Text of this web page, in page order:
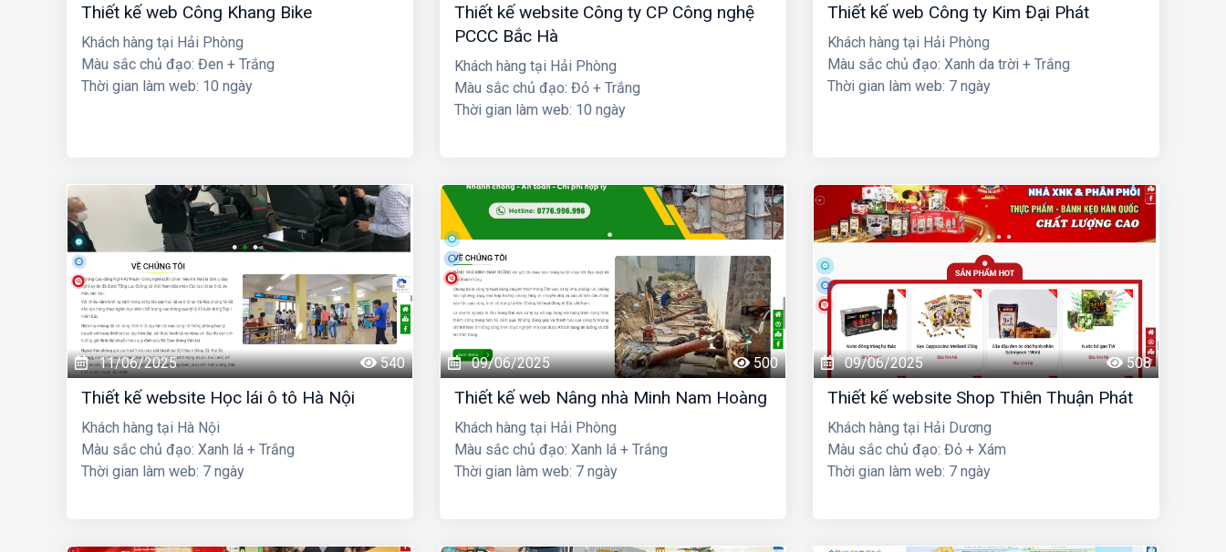
Thiết kế web Công Khang Bike
Khách hàng tại Hải Phòng
Màu sắc chủ đạo: Đen + Trắng
Thời gian làm web: 10 ngày
Thiết kế website Công ty CP Công nghệ
PCCC Bắc Hà
Khách hàng tại Hải Phòng
Màu sắc chủ đạo: Đỏ + Trắng
Thời gian làm web: 10 ngày
Thiết kế web Công ty Kim Đại Phát
Khách hàng tại Hải Phòng
Màu sắc chủ đạo: Xanh da trời + Trắng
Thời gian làm web: 7 ngày
11/06/2025 540
Thiết kế website Học lái ô tô Hà Nội
Khách hàng tại Hà Nội
Màu sắc chủ đạo: Xanh lá + Trắng
Thời gian làm web: 7 ngày
09/06/2025 500
Thiết kế web Nâng nhà Minh Nam Hoàng
Khách hàng tại Hải Phòng
Màu sắc chủ đạo: Xanh lá + Trắng
Thời gian làm web: 7 ngày
09/06/2025 508
Thiết kế website Shop Thiên Thuận Phát
Khách hàng tại Hải Dương
Màu sắc chủ đạo: Đỏ + Xám
Thời gian làm web: 7 ngày